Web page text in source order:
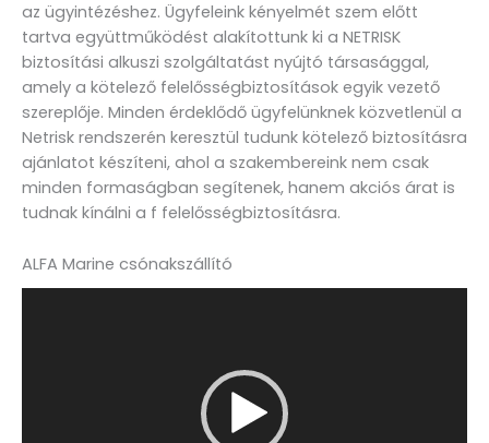
az ügyintézéshez. Ügyfeleink kényelmét szem előtt
tartva együttműködést alakítottunk ki a NETRISK
biztosítási alkuszi szolgáltatást nyújtó társasággal,
amely a kötelező felelősségbiztosítások egyik vezető
szereplője. Minden érdeklődő ügyfelünknek közvetlenül a
Netrisk rendszerén keresztül tudunk kötelező biztosításra
ajánlatot készíteni, ahol a szakembereink nem csak
minden formaságban segítenek, hanem akciós árat is
tudnak kínálni a f felelősségbiztosításra.
ALFA Marine csónakszállító